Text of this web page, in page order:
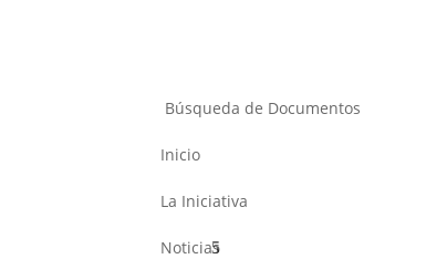
Búsqueda de Documentos
Inicio
La Iniciativa
Noticias